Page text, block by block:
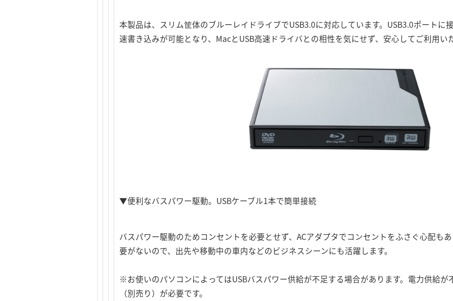
本製品は、スリム筐体のブルーレイドライブでUSB3.0に対応しています。USB3.0ポートに
速書き込みが可能となり、MacとUSB高速ドライバとの相性を気にせず、安心してご利用い
▼便利なバスパワー駆動。USBケーブル1本で簡単接続
バスパワー駆動のためコンセントを必要とせず、ACアダプタでコンセントをふさぐ心配も
要がないので、出先や移動中の車内などのビジネスシーンにも活躍します。
※お使いのパソコンによってはUSBバスパワー供給が不足する場合があります。電力供給が
（別売り）が必要です。